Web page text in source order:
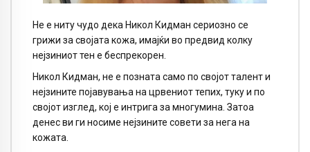
Не е ниту чудо дека Никол Кидман сериозно се
грижи за својата кожа, имајќи во предвид колку
нејзиниот тен е беспрекорен.
Никол Кидман, не е позната само по својот талент и
нејзините појавувања на црвениот тепих, туку и по
својот изглед, кој е интрига за многумина. Затоа
денес ви ги носиме нејзините совети за нега на
кожата.